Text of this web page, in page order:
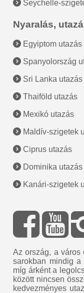
Seychelle-
Nyaralás,
Egyiptom utazás
Spanyolország
Sri Lanka utazás
Thaiföld utazás
Mexikó utazás
Maldív-szigetek
Ciprus utazás
Dominika utazás
Kanári-szigetek
Az ország, a
sarokban mindig a
míg árként a
között nincsen
kedvezményes